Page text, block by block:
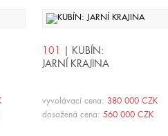
101 | KUBÍN:
JARNÍ KRAJINA
vyvolávací cena: 380 000 CZK
dosažená cena: 560 000 CZK